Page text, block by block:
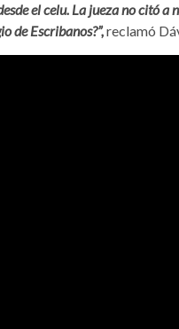
el celu. La jueza no citó a
de Escribanos?”,reclamó